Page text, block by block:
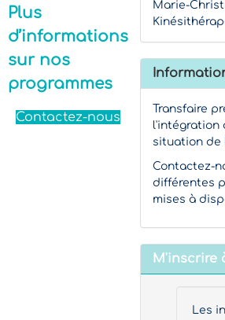
Plus
d’informations
sur nos
programmes
Contactez-nous
Marie-
Transfaire
l'intégration
situation de
Contactez-
différentes
mises à
M'inscrire
Les